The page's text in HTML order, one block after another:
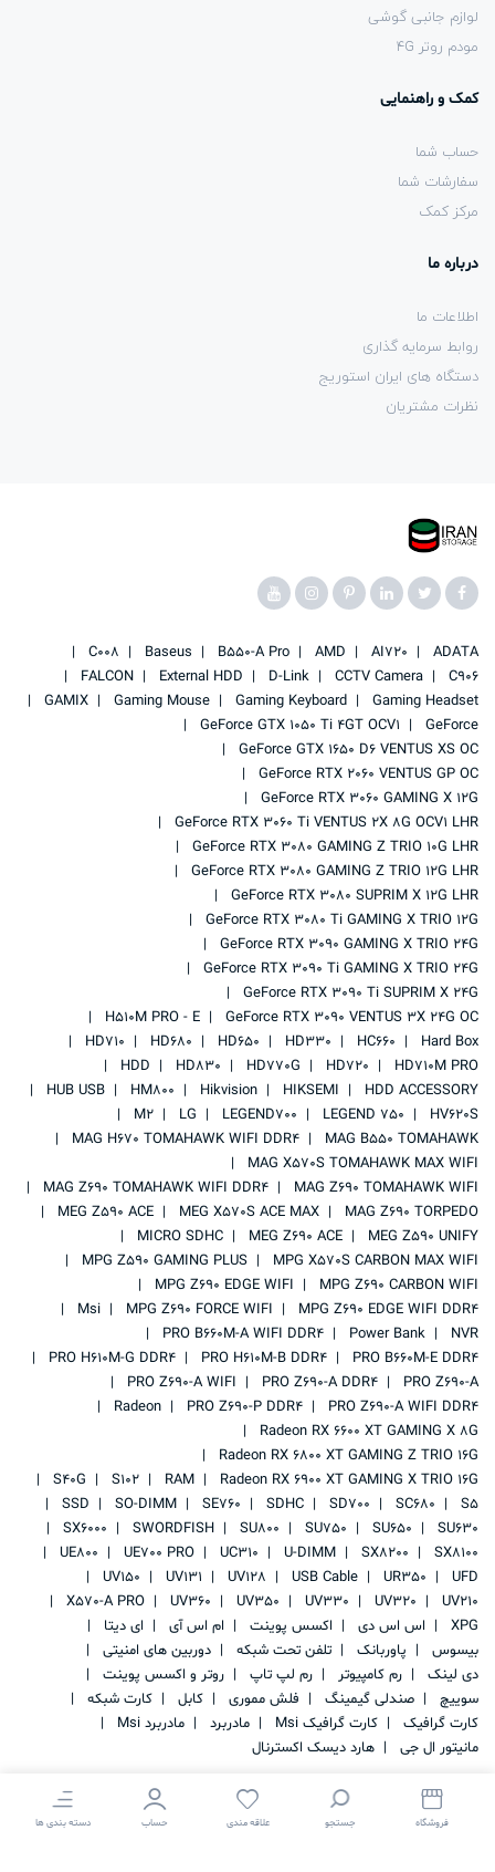
لوازم جانبی گوشی
مودم روتر 4G
کمک و راهنمایی
حساب شما
سفارشات شما
مرکز کمک
درباره ما
اطلاعات ما
روابط سرمایه گذاری
دستگاه های ایران استوریج
نظرات مشتریان
ADATA
AI720
AMD
B550-A Pro
Baseus
C008
C906
CCTV Camera
D-Link
External HDD
FALCON
Gaming Headset
Gaming Keyboard
Gaming Mouse
GAMIX
GeForce
GeForce GTX 1050 Ti 4GT OCV1
GeForce GTX 1650 D6 VENTUS XS OC
GeForce RTX 2060 VENTUS GP OC
GeForce RTX 3060 GAMING X 12G
GeForce RTX 3060 Ti VENTUS 2X 8G OCV1 LHR
GeForce RTX 3080 GAMING Z TRIO 10G LHR
GeForce RTX 3080 GAMING Z TRIO 12G LHR
GeForce RTX 3080 SUPRIM X 12G LHR
GeForce RTX 3080 Ti GAMING X TRIO 12G
GeForce RTX 3090 GAMING X TRIO 24G
GeForce RTX 3090 Ti GAMING X TRIO 24G
GeForce RTX 3090 Ti SUPRIM X 24G
GeForce RTX 3090 VENTUS 3X 24G OC
H510M PRO - E
Hard Box
HC660
HD330
HD650
HD680
HD710
HD710M PRO
HD720
HD770G
HD830
HDD
HDD ACCESSORY
HIKSEMI
Hikvision
HM800
HUB USB
HV620S
LEGEND 750
LEGEND700
LG
M2
MAG B550 TOMAHAWK
MAG H670 TOMAHAWK WIFI DDR4
MAG X570S TOMAHAWK MAX WIFI
MAG Z690 TOMAHAWK WIFI
MAG Z690 TOMAHAWK WIFI DDR4
MAG Z690 TORPEDO
MEG X570S ACE MAX
MEG Z590 ACE
MEG Z590 UNIFY
MEG Z690 ACE
MICRO SDHC
MPG X570S CARBON MAX WIFI
MPG Z590 GAMING PLUS
MPG Z690 CARBON WIFI
MPG Z690 EDGE WIFI
MPG Z690 EDGE WIFI DDR4
MPG Z690 FORCE WIFI
Msi
NVR
Power Bank
PRO B660M-A WIFI DDR4
PRO B660M-E DDR4
PRO H610M-B DDR4
PRO H610M-G DDR4
PRO Z690-A
PRO Z690-A DDR4
PRO Z690-A WIFI
PRO Z690-A WIFI DDR4
PRO Z690-P DDR4
Radeon
Radeon RX 6600 XT GAMING X 8G
Radeon RX 6800 XT GAMING Z TRIO 16G
Radeon RX 6900 XT GAMING X TRIO 16G
RAM
S102
S40G
S5
SC680
SD700
SDHC
SE760
SO-DIMM
SSD
SU630
SU650
SU750
SU800
SWORDFISH
SX6000
SX8100
SX8200
U-DIMM
UC310
UE700 PRO
UE800
UFD
UR350
USB Cable
UV128
UV131
UV150
UV210
UV320
UV330
UV350
UV360
X570-A PRO
XPG
اس اس دی اکسس پوینت ام اس آی
ای دیتا
بیسوس
پاوربانک تلفن تحت شبکه
دوربین های امنیتی
دی لینک
رم کامپیوتر رم لپ تاپ
روتر و اکسس پوینت
سوییچ
صندلی گیمینگ فلش مموری کابل
کارت شبکه
کارت گرافیک
کارت گرافیک Msi مادربرد
مادربرد Msi
مانیتور ال جی
هارد دیسک اکسترنال
فروشگاه جستجو علاقه مندی حساب دسته بندی ها